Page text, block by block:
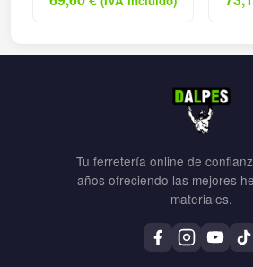
Tu ferretería online de
años ofreciendo las mejores
materiales.